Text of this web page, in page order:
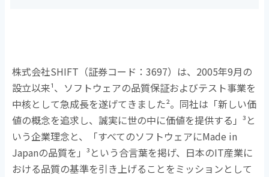
株式会社SHIFT （証券コード：3697）は、 2005年9月の
設立以来¹、ソフトウェアの品質保証およびテスト事業を
中核として急成長を遂げてきました²。同社は「新しい価
値の概念を追求し、誠実に世の中に価値を提供する」³と
いう企業理念と、「すべてのソフトウェアにMade in
Japanの品質を」³という合言葉を掲げ、日本のIT産業に
おける品質の基準を引き上げることをミッションとして